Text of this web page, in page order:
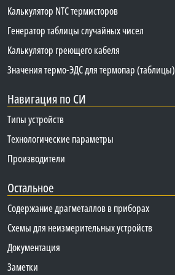
Калькулятор NTC термисторов
Генератор таблицы случайных чисел
Калькулятор греющего кабеля
Значения термо-ЭДС для термопар (таблицы)
Навигация по СИ
Типы устройств
Технологические параметры
Производители
Остальное
Содержание драгметаллов в приборах
Схемы для неизмерительных устройств
Документация
Заметки